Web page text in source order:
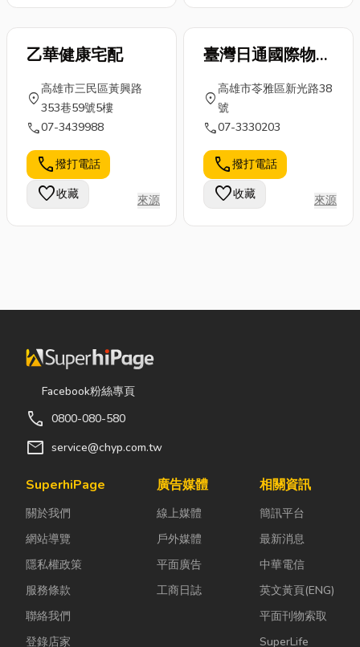
乙華健康宅配
location_on
高雄市三民區黃興路
353巷59號5樓
call07-3439988
call撥打電話
favorite收藏 來源
臺灣日通國際物流
股份有限公司
location_on
高雄市苓雅區新光路38
號
call07-3330203
call撥打電話
favorite收藏 來源
Facebook粉絲專頁
call 0800-080-580
mail service@chyp.com.tw
SuperhiPage
關於我們
網站導覽
隱私權政策
服務條款
聯絡我們
登錄店家
廣告媒體
線上媒體
戶外媒體
平面廣告
工商日誌
相關資訊
簡訊平台
最新消息
中華電信
英文黃頁(ENG)
平面刊物索取
SuperLife